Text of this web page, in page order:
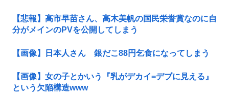
【悲報】高市早苗さん、高木美帆の国民栄誉賞なのに自
分がメインのPVを公開してしまう
【画像】日本人さん 銀だこ88円乞食になってしまう
【画像】女の子とかいう『乳がデカイ=デブに見える』
という欠陥構造www